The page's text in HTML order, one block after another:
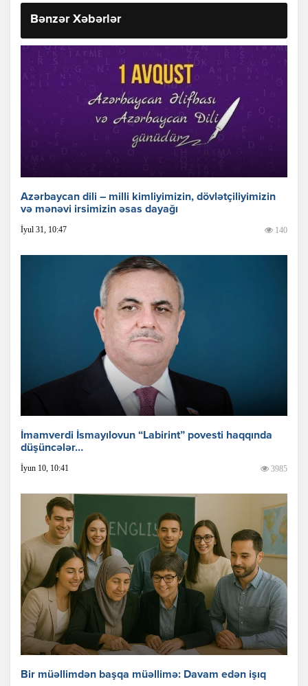
Bənzər Xəbərlər
Azərbaycan dili – milli kimliyimizin, dövlətçiliyimizin
və mənəvi irsimizin əsas dayağı
İyul 31, 10:47 140
İmamverdi İsmayılovun “Labirint” povesti haqqında
düşüncələr…
İyun 10, 10:41 3985
Bir müəllimdən başqa müəllimə: Davam edən işıq